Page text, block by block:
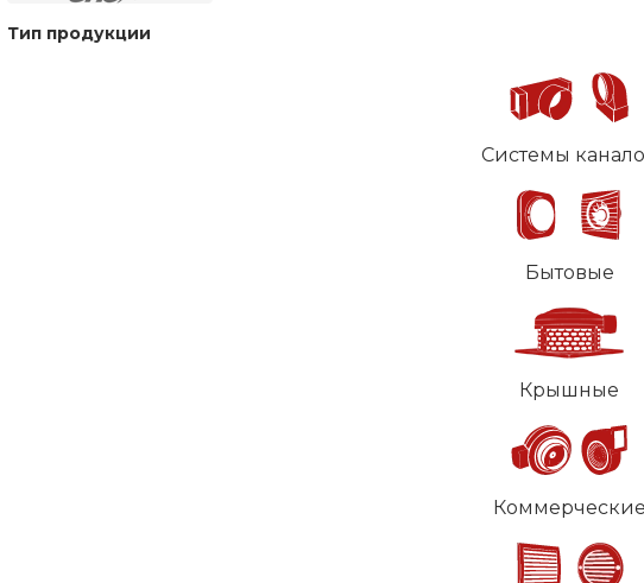
Тип продукции
Системы
Бытовые
Крышные